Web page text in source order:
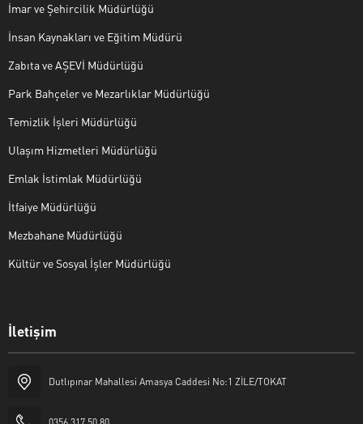
İmar ve Şehircilik Müdürlüğü
İnsan Kaynakları ve Eğitim Müdürü
Zabıta ve AŞEVİ Müdürlüğü
Park Bahçeler ve Mezarlıklar Müdürlüğü
Temizlik İşleri Müdürlüğü
Ulaşım Hizmetleri Müdürlüğü
Emlak İstimlak Müdürlüğü
İtfaiye Müdürlüğü
Mezbahane Müdürlüğü
Kültür ve Sosyal İşler Müdürlüğü
İletişim
Dutlıpınar Mahallesi Amasya Caddesi No:1 ZİLE/TOKAT